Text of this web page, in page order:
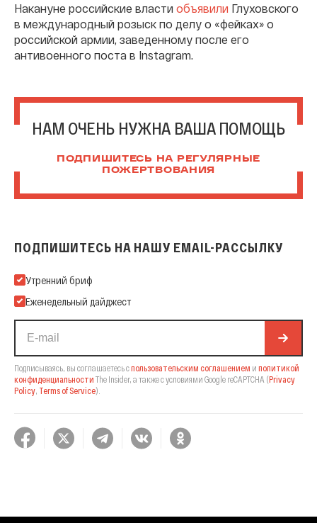
Накануне российские власти объявили Глуховского
в международный розыск по делу о «фейках» о
российской армии, заведенному после его
антивоенного поста в Instagram.
НАМ ОЧЕНЬ НУЖНА ВАША ПОМОЩЬ
ПОДПИШИТЕСЬ НА РЕГУЛЯРНЫЕ
ПОЖЕРТВОВАНИЯ
ПОДПИШИТЕСЬ НА НАШУ EMAIL-РАССЫЛКУ
Подпишитесь на нашу Email-рассылку
Утренний бриф
Еженедельный дайджест
Подписываясь, вы соглашаетесь спользовательским соглашением и политикой
конфиденциальности The Insider, а также с условиями Google reCAPTCHA (Privacy
Policy, Terms of Service).